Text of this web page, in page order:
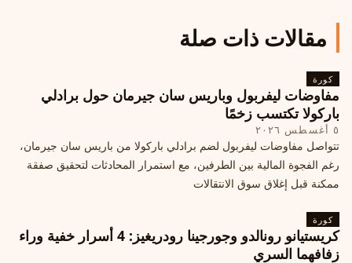
مقالات ذات صلة
كورة
مفاوضات ليفربول وباريس سان جيرمان حول برادلي
باركولا تكتسب زخمًا
٥ أغسطس ٢٠٢٦
تتواصل مفاوضات ليفربول لضم برادلي باركولا من باريس سان جيرمان،
رغم الفجوة المالية بين الطرفين، مع استمرار المحادثات لتحقيق صفقة
ممكنة قبل إغلاق سوق الانتقالات
كورة
كريستيانو رونالدو وجورجينا رودريغيز: 4 أسرار خفية وراء
زفافهما السري